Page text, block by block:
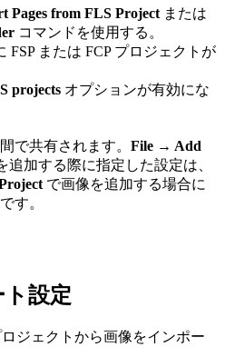
Pages from FLS Project または
コマンドを使用する。
FSP または FCP プロジェクトが
projects オプションが有効にな
で共有されます。 File → Add
追加する際に指定した設定は、
で画像を追加する場合に
す。
設定
ロジェクトから画像をインポー